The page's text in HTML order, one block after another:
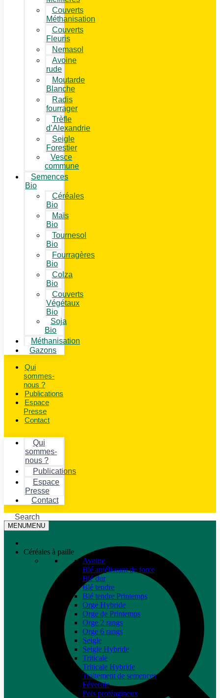
Couverts
Méthanisation
Couverts
Fleuris
Nemasol
Avoine
rude
Moutarde
Blanche
Radis
fourrager
Trèfle
d’Alexandrie
Seigle
Forestier
Vesce
commune
Semences
Bio
Céréales
Bio
Maïs
Bio
Tournesol
Bio
Fourragères
Bio
Colza
Bio
Couverts
Végétaux
Bio
Soja
Bio
Méthanisation
Gazons
Qui
sommes-
nous ?
Publications
Espace
Presse
Contact
Qui
sommes-
nous ?
Publications
Espace
Presse
Contact
Search
MENUMENU
Céréales à paille
Avoine
Blé améliorant de force
Blé dur
Blé tendre
Blé tendre Printemps
Orge Hybride
Orge de Printemps
Orge 2 rangs
Orge 6 rangs
Seigle
Seigle Hybride
Triticale
Triticale Hybride
Traitement de semences
Féverole
Pois protéagineux